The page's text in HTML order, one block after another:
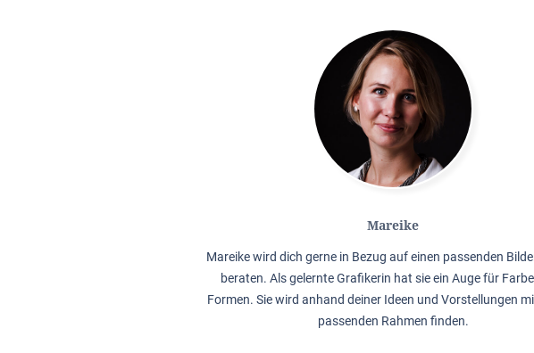
Mareike
Mareike wird dich gerne in Bezug auf einen passenden
beraten. Als gelernte Grafikerin hat sie ein Auge für
Formen. Sie wird anhand deiner Ideen und Vorstellungen
passenden Rahmen finden.